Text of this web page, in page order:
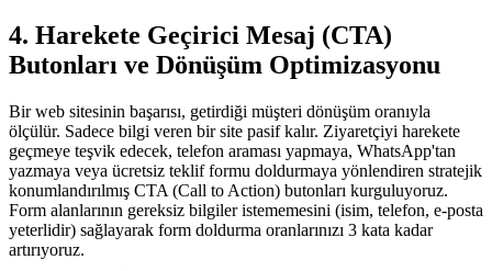
4. Harekete Geçirici Mesaj (CTA)
Butonları ve Dönüşüm Optimizasyonu
Bir web sitesinin başarısı, getirdiği müşteri dönüşüm oranıyla
ölçülür. Sadece bilgi veren bir site pasif kalır. Ziyaretçiyi harekete
geçmeye teşvik edecek, telefon araması yapmaya, WhatsApp'tan
yazmaya veya ücretsiz teklif formu doldurmaya yönlendiren stratejik
konumlandırılmış CTA (Call to Action) butonları kurguluyoruz.
Form alanlarının gereksiz bilgiler istememesini (isim, telefon, e-posta
yeterlidir) sağlayarak form doldurma oranlarınızı 3 kata kadar
artırıyoruz.